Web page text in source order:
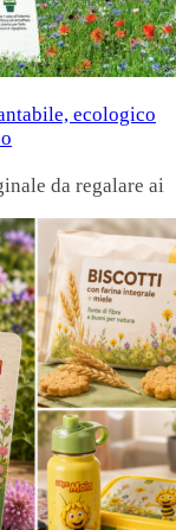
ecologico
da regalare ai